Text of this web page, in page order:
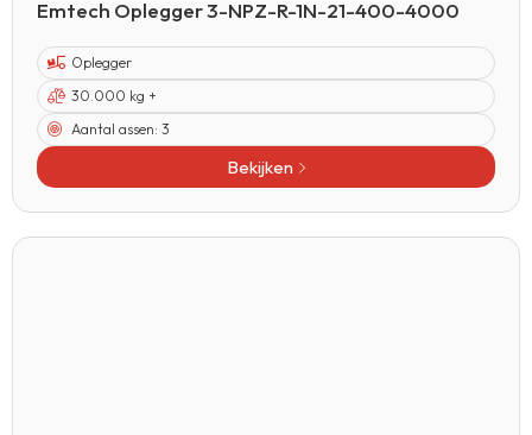
Emtech Oplegger 3-NPZ-R-1N-21-400-4000
Oplegger
30.000 kg +
Aantal assen: 3
Bekijken